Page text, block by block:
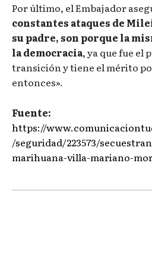
Por último, el Embajador
constantes ataques de
su padre, son porque la
la democracia, ya que fue el
transición y tiene el mérito
entonces».
Fuente:
https://
/seguridad/223573/
marihuana-villa-mariano-